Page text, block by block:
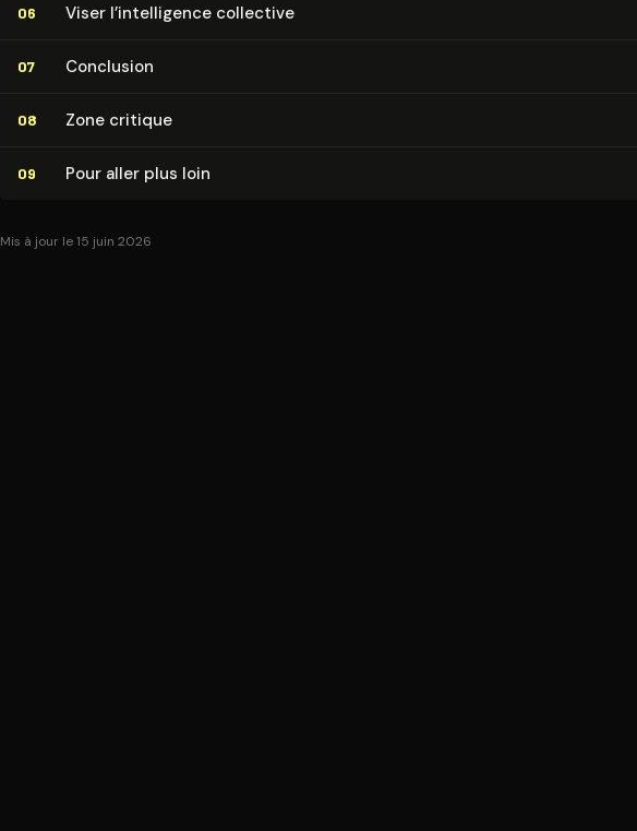
06 Viser l’in­tel­li­gence collective
07 Conclusion
08 Zone critique
09 Pour aller plus loin
Mis à jour le 15 juin 2026